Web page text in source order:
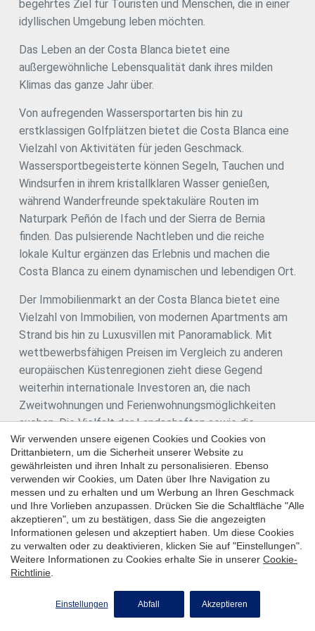
Einbruchsalarmanlage und Überwachungskameras. Das
zweite Haus verfügt über einen offenen Raum, der Küche
Dusche. Die Heizung funktioniert mit Pellets. Die
Badezimmer beider Häuser wurden komplett renoviert,
einschließlich der Rohre. #ref:CBSP920
elegantes Badezimmer mit Dusche und Badewanne sowie
Zugang zu einer privaten Terrasse. Außerdem verfügt das
Waschraum mit einem zusätzlichen Bett, was Familien
oder Gästen Vielseitigkeit bietet. Draußen lädt das etwa
1.000 m² große Grundstück dank seines gepflegten
Gartens, eines prächtigen privaten Beckens und großer
zu genießen. Das Grundstück verfügt außerdem über
Parkplätze für bis zu fünf Fahrzeuge. Eine exklusive
Residenz, von der aus man wunderbare Ausblicke auf die
Landschaft genießen und die Ruhe genießen kann, die eine
der attraktivsten Enklaven der Costa Blanca bietet.
Kontaktieren Sie uns. Wir organisieren gerne eine
persönliche Besichtigung und zeigen Ihnen das volle
begehrtes Ziel für Touristen und Menschen, die in einer
idyllischen Umgebung leben möchten.
Das Leben an der Costa Blanca bietet eine
außergewöhnliche Lebensqualität dank ihres milden
Klimas das ganze Jahr über.
Von aufregenden Wassersportarten bis hin zu
erstklassigen Golfplätzen bietet die Costa Blanca eine
Vielzahl von Aktivitäten für jeden Geschmack.
Wassersportbegeisterte können Segeln, Tauchen und
Windsurfen in ihrem kristallklaren Wasser genießen,
während Wanderfreunde spektakuläre Routen im
Naturpark Peñón de Ifach und der Sierra de Bernia
finden. Das pulsierende Nachtleben und die reiche
lokale Kultur ergänzen das Erlebnis und machen die
Costa Blanca zu einem dynamischen und lebendigen Ort.
Der Immobilienmarkt an der Costa Blanca bietet eine
Vielzahl von Immobilien, von modernen Apartments am
Strand bis hin zu Luxusvillen mit Panoramablick. Mit
wettbewerbsfähigen Preisen im Vergleich zu anderen
europäischen Küstenregionen zieht diese Gegend
weiterhin internationale Investoren an, die nach
Zweitwohnungen und Ferienwohnungsmöglichkeiten
suchen. Die Vielfalt der Landschaften sowie die
hervorragende Luft- und Landanbindung stellen sicher,
dass die Costa Blanca weiterhin ein solides und
attraktives Ziel für Immobilieninvestitionen bleibt.
Verwandte Suchanfragen
Penthouses zum verkauf zum Jávea / Xàbia
Penthouses zum Verkauf in Dénia
Penthouses zum Verkauf in Finestrat
Wir verwenden unsere eigenen Cookies und Cookies von
Drittanbietern, um die Sicherheit unserer Website zu
gewährleisten und ihren Inhalt zu personalisieren. Ebenso
verwenden wir Cookies, um Daten über Ihre Navigation zu
messen und zu erhalten und um Werbung an Ihren Geschmack
und Ihre Vorlieben anzupassen. Drücken Sie die Schaltfläche "Alle
akzeptieren", um zu bestätigen, dass Sie die angezeigten
Informationen gelesen und akzeptiert haben. Um diese Cookies
zu verwalten oder zu deaktivieren, klicken Sie auf "Einstellungen".
Weitere Informationen zu Cookies erhalte Sie in unserer Cookie-
Richtlinie
Einstellungen Abfall Akzeptieren